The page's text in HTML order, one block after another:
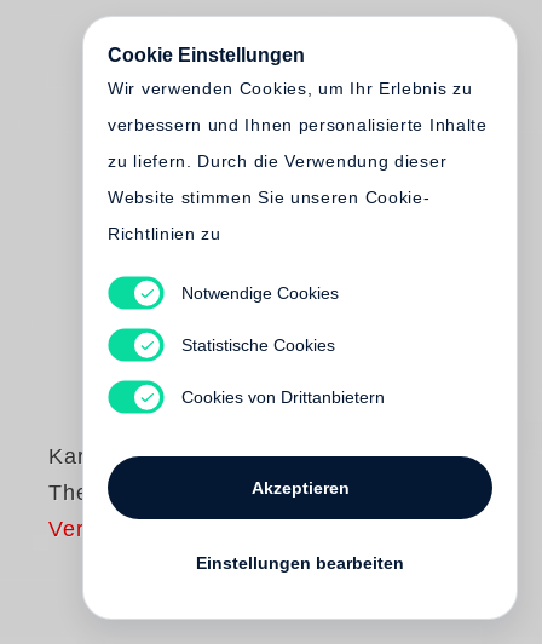
Karl Lagerfeld
Then Now
Vergriffen
Cookie Einstellungen
Wir verwenden Cookies, um Ihr Erlebnis zu
verbessern und Ihnen personalisierte Inhalte
zu liefern. Durch die Verwendung dieser
Website stimmen Sie unseren Cookie-
Richtlinien zu
Notwendige Cookies
Statistische Cookies
Cookies von Drittanbietern
Akzeptieren
Einstellungen bearbeiten